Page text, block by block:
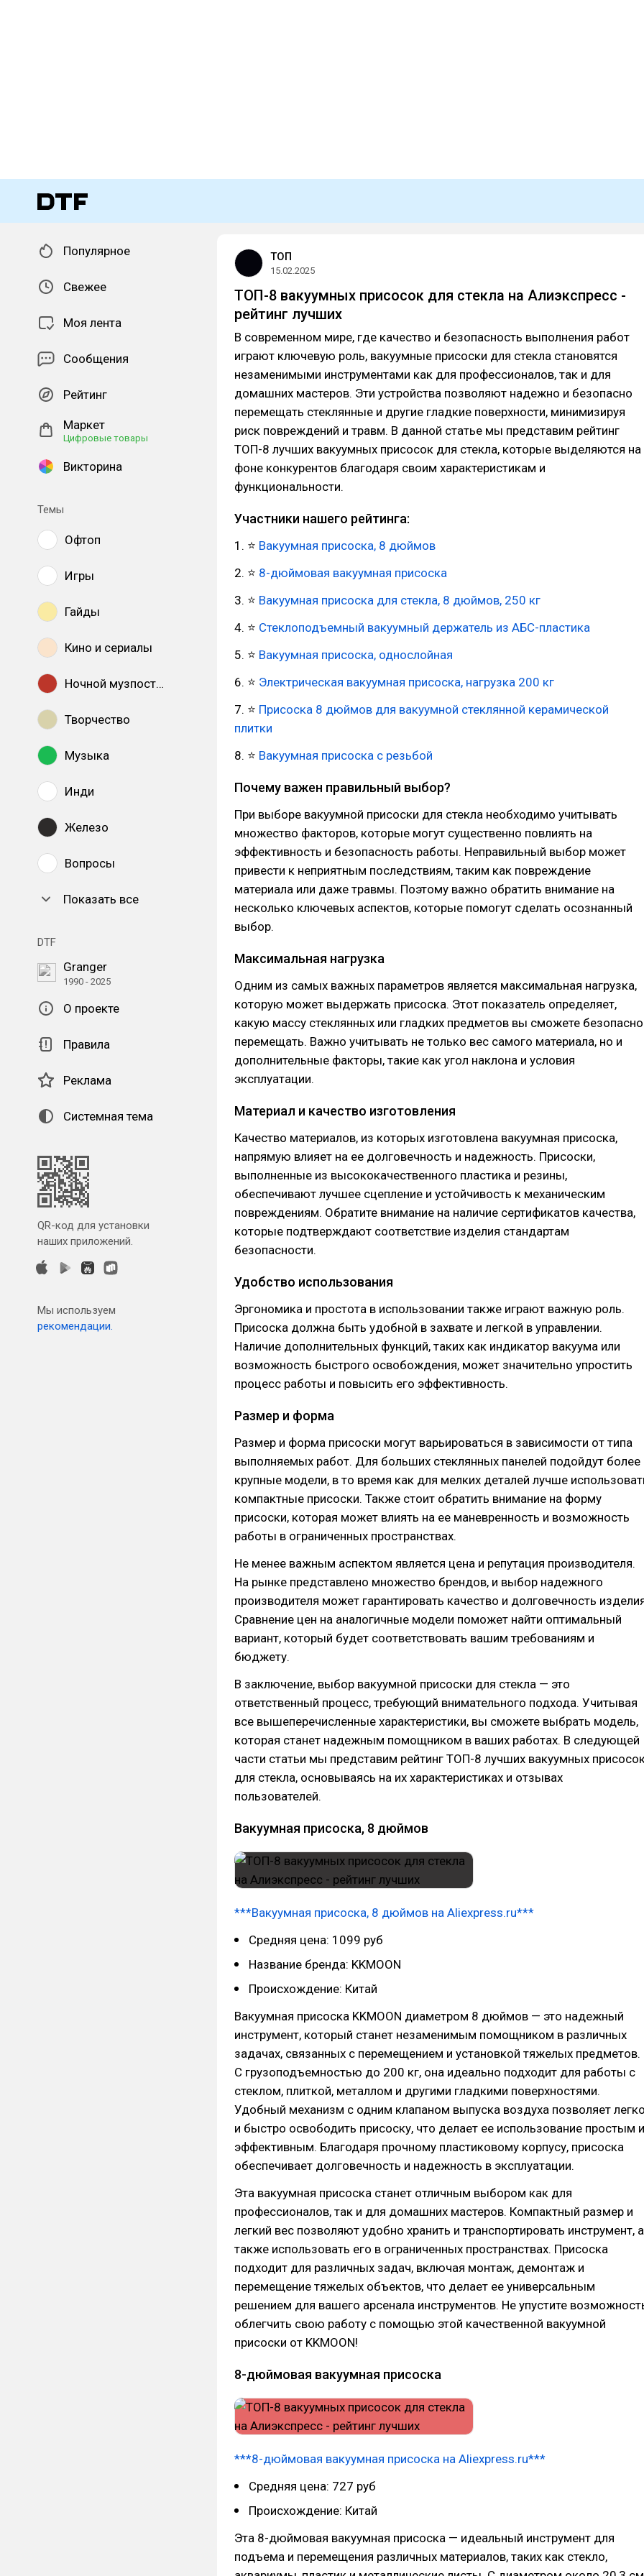
Популярное
Свежее
Моя лента
Сообщения
Рейтинг
Маркет
Цифровые товары
Викторина
Темы
Офтоп
Игры
Гайды
Кино и сериалы
Ночной музпостинг
Творчество
Музыка
Инди
Железо
Вопросы
Показать все
DTF
Granger
1990 - 2025
О проекте
Правила
Реклама
Системная тема
QR-код для установки
наших приложений.
Мы используем
рекомендации.
ТОП
15.02.2025
ТОП-8 вакуумных присосок для стекла на Алиэкспресс -
рейтинг лучших
В современном мире, где качество и безопасность выполнения работ
играют ключевую роль, вакуумные присоски для стекла становятся
незаменимыми инструментами как для профессионалов, так и для
домашних мастеров. Эти устройства позволяют надежно и безопасно
перемещать стеклянные и другие гладкие поверхности, минимизируя
риск повреждений и травм. В данной статье мы представим рейтинг
ТОП-8 лучших вакуумных присосок для стекла, которые выделяются на
фоне конкурентов благодаря своим характеристикам и
функциональности.
Участники нашего рейтинга:
1. ⭐ Вакуумная присоска, 8 дюймов
2. ⭐ 8-дюймовая вакуумная присоска
3. ⭐ Вакуумная присоска для стекла, 8 дюймов, 250 кг
4. ⭐ Стеклоподъемный вакуумный держатель из АБС-пластика
5. ⭐ Вакуумная присоска, однослойная
6. ⭐ Электрическая вакуумная присоска, нагрузка 200 кг
7. ⭐ Присоска 8 дюймов для вакуумной стеклянной керамической
плитки
8. ⭐ Вакуумная присоска с резьбой
Почему важен правильный выбор?
При выборе вакуумной присоски для стекла необходимо учитывать
множество факторов, которые могут существенно повлиять на
эффективность и безопасность работы. Неправильный выбор может
привести к неприятным последствиям, таким как повреждение
материала или даже травмы. Поэтому важно обратить внимание на
несколько ключевых аспектов, которые помогут сделать осознанный
выбор.
Максимальная нагрузка
Одним из самых важных параметров является максимальная нагрузка,
которую может выдержать присоска. Этот показатель определяет,
какую массу стеклянных или гладких предметов вы сможете безопасно
перемещать. Важно учитывать не только вес самого материала, но и
дополнительные факторы, такие как угол наклона и условия
эксплуатации.
Материал и качество изготовления
Качество материалов, из которых изготовлена вакуумная присоска,
напрямую влияет на ее долговечность и надежность. Присоски,
выполненные из высококачественного пластика и резины,
обеспечивают лучшее сцепление и устойчивость к механическим
повреждениям. Обратите внимание на наличие сертификатов качества,
которые подтверждают соответствие изделия стандартам
безопасности.
Удобство использования
Эргономика и простота в использовании также играют важную роль.
Присоска должна быть удобной в захвате и легкой в управлении.
Наличие дополнительных функций, таких как индикатор вакуума или
возможность быстрого освобождения, может значительно упростить
процесс работы и повысить его эффективность.
Размер и форма
Размер и форма присоски могут варьироваться в зависимости от типа
выполняемых работ. Для больших стеклянных панелей подойдут более
крупные модели, в то время как для мелких деталей лучше
компактные присоски. Также стоит обратить внимание на форму
присоски, которая может влиять на ее маневренность и возможность
работы в ограниченных пространствах.
Не менее важным аспектом является цена и репутация производителя.
На рынке представлено множество брендов, и выбор надежного
производителя может гарантировать качество и долговечность
Сравнение цен на аналогичные модели поможет найти оптимальный
вариант, который будет соответствовать вашим требованиям и
бюджету.
В заключение, выбор вакуумной присоски для стекла — это
ответственный процесс, требующий внимательного подхода. Учитывая
все вышеперечисленные характеристики, вы сможете выбрать модель,
которая станет надежным помощником в ваших работах. В следующей
части статьи мы представим рейтинг ТОП-8 лучших вакуумных
для стекла, основываясь на их характеристиках и отзывах
пользователей.
Вакуумная присоска, 8 дюймов
***Вакуумная присоска, 8 дюймов на Aliexpress.ru***
Средняя цена: 1099 руб
Название бренда: KKMOON
Происхождение: Китай
Вакуумная присоска KKMOON диаметром 8 дюймов — это надежный
инструмент, который станет незаменимым помощником в различных
задачах, связанных с перемещением и установкой тяжелых предметов.
С грузоподъемностью до 200 кг, она идеально подходит для работы с
стеклом, плиткой, металлом и другими гладкими поверхностями.
Удобный механизм с одним клапаном выпуска воздуха позволяет
и быстро освободить присоску, что делает ее использование простым и
эффективным. Благодаря прочному пластиковому корпусу, присоска
обеспечивает долговечность и надежность в эксплуатации.
Эта вакуумная присоска станет отличным выбором как для
профессионалов, так и для домашних мастеров. Компактный размер и
легкий вес позволяют удобно хранить и транспортировать инструмент, а
также использовать его в ограниченных пространствах. Присоска
подходит для различных задач, включая монтаж, демонтаж и
перемещение тяжелых объектов, что делает ее универсальным
решением для вашего арсенала инструментов. Не упустите
облегчить свою работу с помощью этой качественной вакуумной
присоски от KKMOON!
8-дюймовая вакуумная присоска
***8-дюймовая вакуумная присоска на Aliexpress.ru***
Средняя цена: 727 руб
Происхождение: Китай
Эта 8-дюймовая вакуумная присоска — идеальный инструмент для
подъема и перемещения различных материалов, таких как стекло,